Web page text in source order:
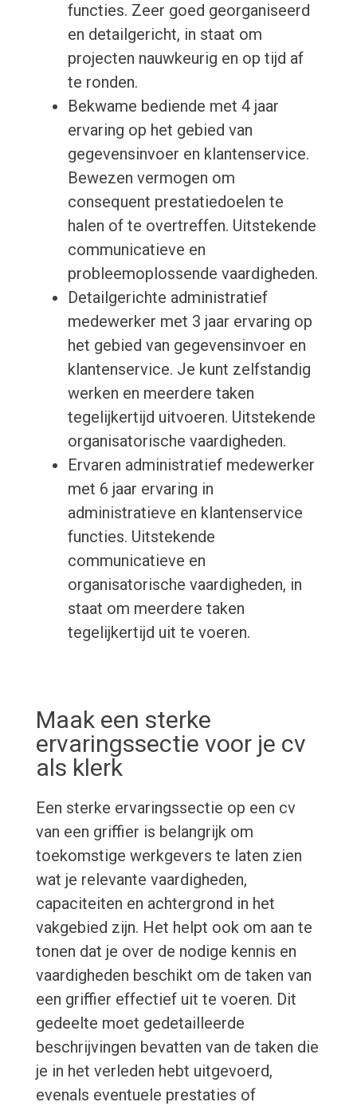
functies. Zeer goed georganiseerd
en detailgericht, in staat om
projecten nauwkeurig en op tijd af
te ronden.
Bekwame bediende met 4 jaar
ervaring op het gebied van
gegevensinvoer en klantenservice.
Bewezen vermogen om
consequent prestatiedoelen te
halen of te overtreffen. Uitstekende
communicatieve en
probleemoplossende vaardigheden.
Detailgerichte administratief
medewerker met 3 jaar ervaring op
het gebied van gegevensinvoer en
klantenservice. Je kunt zelfstandig
werken en meerdere taken
tegelijkertijd uitvoeren. Uitstekende
organisatorische vaardigheden.
Ervaren administratief medewerker
met 6 jaar ervaring in
administratieve en klantenservice
functies. Uitstekende
communicatieve en
organisatorische vaardigheden, in
staat om meerdere taken
tegelijkertijd uit te voeren.
Maak een sterke
ervaringssectie voor je cv
als klerk
Een sterke ervaringssectie op een cv
van een griffier is belangrijk om
toekomstige werkgevers te laten zien
wat je relevante vaardigheden,
capaciteiten en achtergrond in het
vakgebied zijn. Het helpt ook om aan te
tonen dat je over de nodige kennis en
vaardigheden beschikt om de taken van
een griffier effectief uit te voeren. Dit
gedeelte moet gedetailleerde
beschrijvingen bevatten van de taken die
je in het verleden hebt uitgevoerd,
evenals eventuele prestaties of